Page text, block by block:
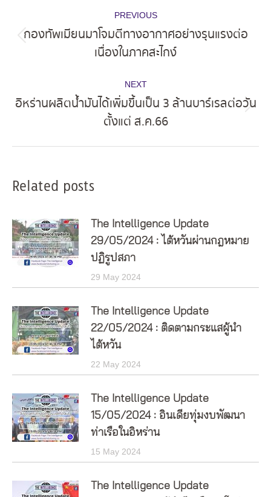
navigation
PREVIOUS
Previous
post:
กองทัพเมียนมาโจมตีทางอากาศอย่างรุนแรงต่อ
เนื่องในภาคสะไกง์
NEXT
post:
อิหร่านผลิตน้ำมันได้เพิ่มขึ้นเป็น 3 ล้านบาร์เรลต่อวัน
ตั้งแต่ ส.ค.66
Related posts
The Intelligence Update
29/05/2024 : ไต้หวันผ่านกฎหมาย
ปฏิรูปสภา
29 May 2024
The Intelligence Update
22/05/2024 : ติดตามกระแสผู้นำ
ไต้หวัน
22 May 2024
The Intelligence Update
15/05/2024 : อินเดียทุ่มงบพัฒนา
ท่าเรือในอิหร่าน
15 May 2024
The Intelligence Update